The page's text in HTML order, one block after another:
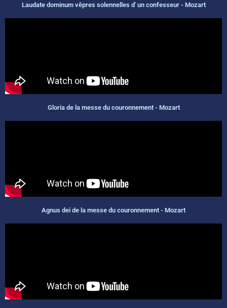
Laudate dominum vêpres solennelles d' un confesseur - Mozart
Gloria de la messe du couronnement - Mozart
Agnus dei de la messe du couronnement - Mozart